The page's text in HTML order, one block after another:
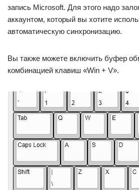
запись Microsoft. Для этого надо
аккаунтом, который вы хотите
автоматическую синхронизацию.
Вы также можете включить буфер
комбинацией клавиш «Win + V».